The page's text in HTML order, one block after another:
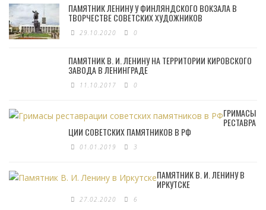
ПАМЯТНИК ЛЕНИНУ У ФИНЛЯНДСКОГО ВОКЗАЛА В
ТВОРЧЕСТВЕ СОВЕТСКИХ ХУДОЖНИКОВ
29.10.2020 0
ПАМЯТНИК В. И. ЛЕНИНУ НА ТЕРРИТОРИИ КИРОВСКОГО
ЗАВОДА В ЛЕНИНГРАДЕ
11.10.2017 0
ГРИМАСЫ
РЕСТАВРА
ЦИИ СОВЕТСКИХ ПАМЯТНИКОВ В РФ
01.01.2019 3
ПАМЯТНИК В. И. ЛЕНИНУ В
ИРКУТСКЕ
27.02.2020 6